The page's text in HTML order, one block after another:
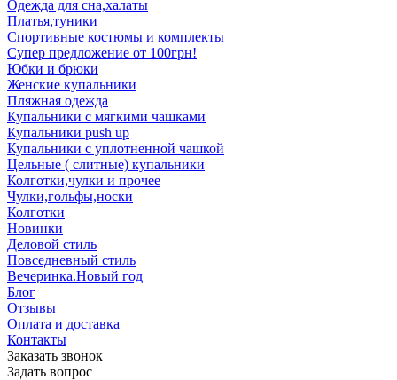
Одежда для сна,халаты
Платья,туники
Спортивные костюмы и комплекты
Супер предложение от 100грн!
Юбки и брюки
Женские купальники
Пляжная одежда
Купальники с мягкими чашками
Купальники push up
Купальники с уплотненной чашкой
Цельные ( слитные) купальники
Колготки,чулки и прочее
Чулки,гольфы,носки
Колготки
Новинки
Деловой стиль
Повседневный стиль
Вечеринка.Новый год
Блог
Отзывы
Оплата и доставка
Контакты
Заказать звонок
Задать вопрос